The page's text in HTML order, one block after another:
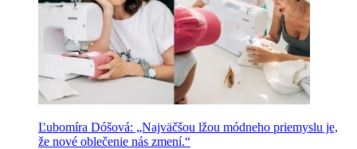
Ľubomíra Dóšová: „Najväčšou lžou módneho priemyslu je,
že nové oblečenie nás zmení.“